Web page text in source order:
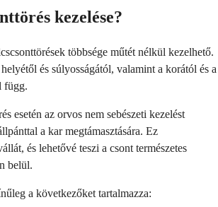
kezelése?
többsége műtét nélkül kezelhető.
és súlyosságától, valamint a korától és a
függ.
esetén az orvos nem sebészeti kezelést
a kar megtámasztására. Ez
és lehetővé teszi a csont természetes
belül.
a következőket tartalmazza: